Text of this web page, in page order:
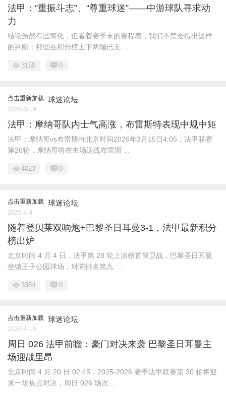
法甲：“重振斗志”、“尊重球迷”——中游球队寻求动
力
结论虽然有些简化，但看着赛季末的赛程表，我们不禁会得出这样
的判断：那些在积分榜上下两端已无 ...
3150 0
点击重新加载 球迷论坛
2026-3-19
法甲：摩纳哥队内士气高涨，布雷斯特表现中规中矩
法甲：摩纳哥vs布雷斯特北京时间2026年3月15日4:05，法甲联赛
第26轮，摩纳哥将在主场迎战布雷斯 ...
4023 0
点击重新加载 球迷论坛
2026-4-4
随着登贝莱双响炮+巴黎圣日耳曼3-1，法甲最新积分
榜出炉
北京时间 4 月 4 日，法甲第 28 轮上演榜首保卫战，巴黎圣日耳曼
坐镇王子公园球场，对阵排名第九 ...
3384 0
点击重新加载 球迷论坛
2026-4-19
周日 026 法甲前瞻：豪门对决来袭 巴黎圣日耳曼主
场迎战里昂
北京时间 4 月 20 日 02:45，2025-2026 赛季法甲联赛第 30 轮将迎
来一场焦点对决，周日 026 场次 ...